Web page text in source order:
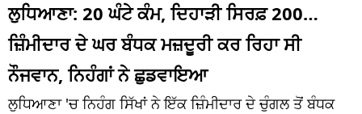
ਕਰਿਅਰ
ਮਨੋਰੰਜਨ
ਦੇਸ਼
ਲੁਧਿਆਣਾ: 20 ਘੰਟੇ ਕੰਮ, ਦਿਹਾੜੀ ਸਿਰਫ਼ 200…
ਜ਼ਿੰਮੀਦਾਰ ਦੇ ਘਰ ਬੰਧਕ ਮਜ਼ਦੂਰੀ ਕਰ ਰਿਹਾ ਸੀ
ਨੌਜਵਾਨ, ਨਿਹੰਗਾਂ ਨੇ ਛੁਡਵਾਇਆ
ਲੁਧਿਆਣਾ 'ਚ ਨਿਹੰਗ ਸਿੱਖਾਂ ਨੇ ਇੱਕ ਜ਼ਿੰਮੀਦਾਰ ਦੇ ਚੁੰਗਲ ਤੋਂ ਬੰਧਕ